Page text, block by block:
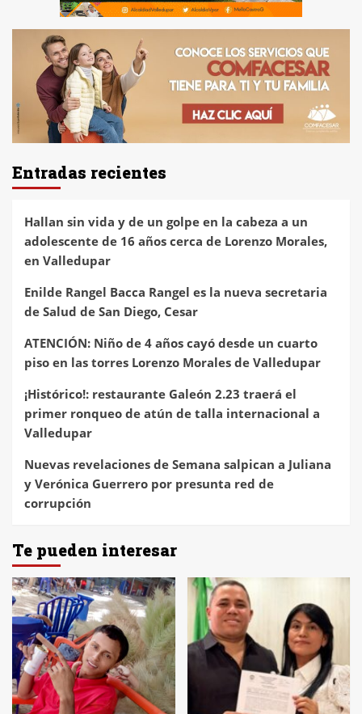
Entradas recientes
Hallan sin vida y de un golpe en la cabeza a un
adolescente de 16 años cerca de Lorenzo Morales,
en Valledupar
Enilde Rangel Bacca Rangel es la nueva secretaria
de Salud de San Diego, Cesar
ATENCIÓN: Niño de 4 años cayó desde un cuarto
piso en las torres Lorenzo Morales de Valledupar
¡Histórico!: restaurante Galeón 2.23 traerá el
primer ronqueo de atún de talla internacional a
Valledupar
Nuevas revelaciones de Semana salpican a Juliana
y Verónica Guerrero por presunta red de
corrupción
Te pueden interesar